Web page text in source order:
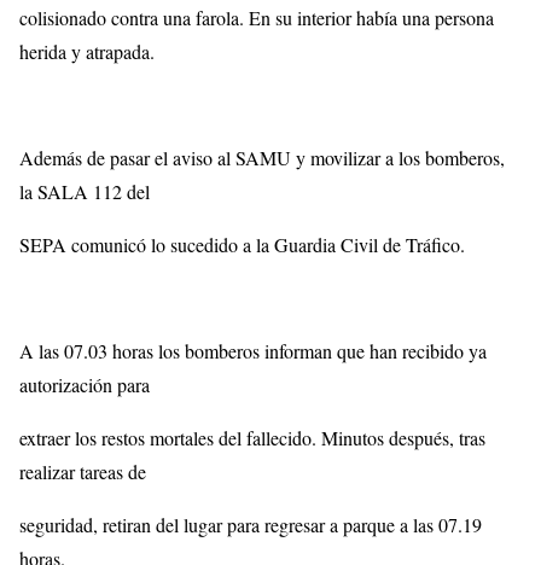
colisionado contra una farola. En su interior había una persona
herida y atrapada.
Además de pasar el aviso al SAMU y movilizar a los bomberos,
la SALA 112 del
SEPA comunicó lo sucedido a la Guardia Civil de Tráfico.
A las 07.03 horas los bomberos informan que han recibido ya
autorización para
extraer los restos mortales del fallecido. Minutos después, tras
realizar tareas de
seguridad, retiran del lugar para regresar a parque a las 07.19
horas.